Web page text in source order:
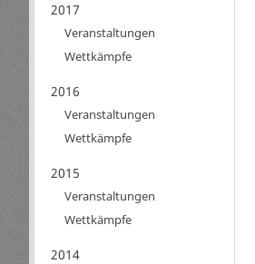
2017
Veranstaltungen
Wettkämpfe
2016
Veranstaltungen
Wettkämpfe
2015
Veranstaltungen
Wettkämpfe
2014